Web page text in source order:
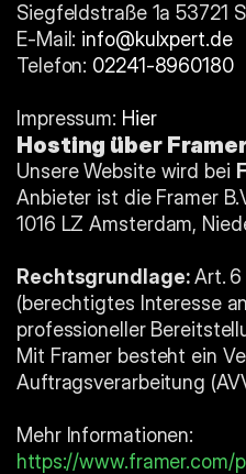
Siegfeldstraße 1a 53721
E-Mail: info@kulxpert.de
Telefon: 02241-8960180
Impressum: Hier
Hosting über
Unsere Website wird bei
Anbieter ist die Framer
1016 LZ Amsterdam,
Rechtsgrundlage: Art. 6
(berechtigtes Interesse
professioneller
Mit Framer besteht ein
Auftragsverarbeitung
https://www.framer.com/